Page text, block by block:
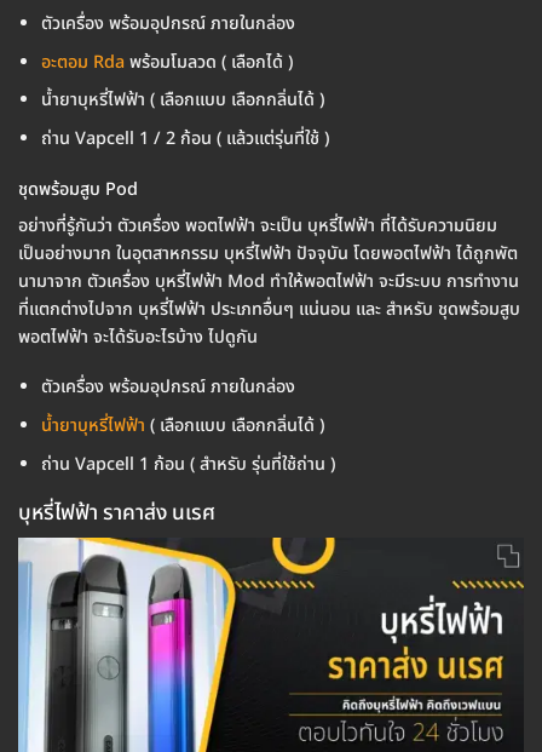
ตัวเครื่อง พร้อมอุปกรณ์ ภายในกล่อง
อะตอม Rda พร้อมโมลวด ( เลือกได้ )
น้ำยาบุหรี่ไฟฟ้า ( เลือกแบบ เลือกกลิ่นได้ )
ถ่าน Vapcell 1 / 2 ก้อน ( แล้วแต่รุ่นที่ใช้ )
ชุดพร้อมสูบ Pod
อย่างที่รู้กันว่า ตัวเครื่อง พอตไฟฟ้า จะเป็น บุหรี่ไฟฟ้า ที่ได้รับความนิยม
เป็นอย่างมาก ในอุตสาหกรรม บุหรี่ไฟฟ้า ปัจจุบัน โดยพอตไฟฟ้า ได้ถูกพัต
นามาจาก ตัวเครื่อง บุหรี่ไฟฟ้า Mod ทำให้พอตไฟฟ้า จะมีระบบ การทำงาน
ที่แตกต่างไปจาก บุหรี่ไฟฟ้า ประเภทอื่นๆ แน่นอน และ สำหรับ ชุดพร้อมสูบ
พอตไฟฟ้า จะได้รับอะไรบ้าง ไปดูกัน
ตัวเครื่อง พร้อมอุปกรณ์ ภายในกล่อง
น้ำยาบุหรี่ไฟฟ้า ( เลือกแบบ เลือกกลิ่นได้ )
ถ่าน Vapcell 1 ก้อน ( สำหรับ รุ่นที่ใช้ถ่าน )
บุหรี่ไฟฟ้า ราคาส่ง นเรศ